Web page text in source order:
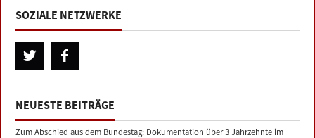
SOZIALE NETZWERKE
NEUESTE BEITRÄGE
Zum Abschied aus dem Bundestag: Dokumentation über 3 Jahrzehnte im